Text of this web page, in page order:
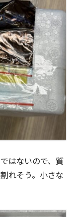
はないので、質
れそう。小さな